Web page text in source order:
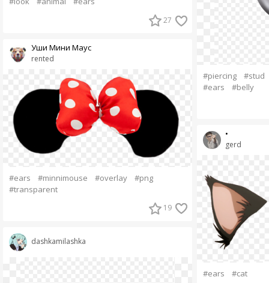
27
rented
Уши Мини Маус
#ears #minnimouse #overlay
#png
#transparent
19
dashkamilashka
#piercing
#stud
#ears
#belly
gerd
•
#ears #cat